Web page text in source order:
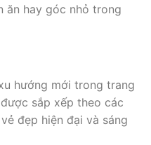
ăn hay góc nhỏ trong
hướng mới trong trang
sắp xếp theo các
đẹp hiện đại và sáng